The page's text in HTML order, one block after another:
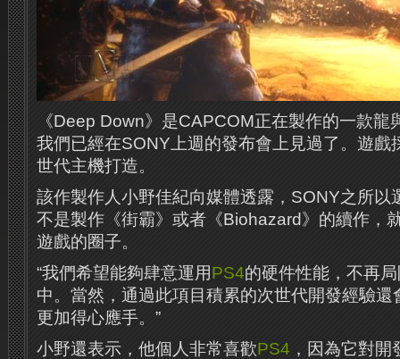
《Deep Down》是CAPCOM正在製作的一款龍
我們已經在SONY上週的發布會上見過了。遊戲
世代主機打造。
該作製作人小野佳紀向媒體透露，SONY之所以
不是製作《街霸》或者《Biohazard》的續作，
遊戲的圈子。
“我們希望能夠肆意運用PS4的硬件性能，不再
中。當然，通過此項目積累的次世代開發經驗
更加得心應手。”
小野還表示，他個人非常喜歡PS4 ，因為它對